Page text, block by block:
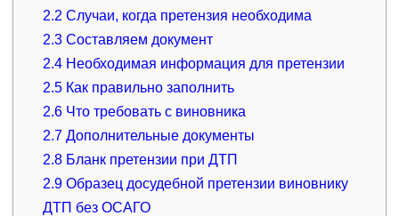
2.2 Случаи, когда претензия необходима
2.3 Составляем документ
2.4 Необходимая информация для претензии
2.5 Как правильно заполнить
2.6 Что требовать с виновника
2.7 Дополнительные документы
2.8 Бланк претензии при ДТП
2.9 Образец досудебной претензии виновнику
ДТП без ОСАГО